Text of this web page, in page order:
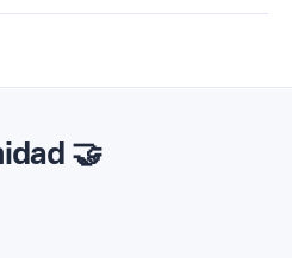
🤝